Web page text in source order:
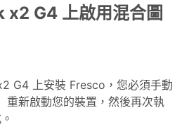
x2 G4 上啟用混合圖
G4 上安裝 Fresco，您必須手動
重新啟動您的裝置，然後再次執